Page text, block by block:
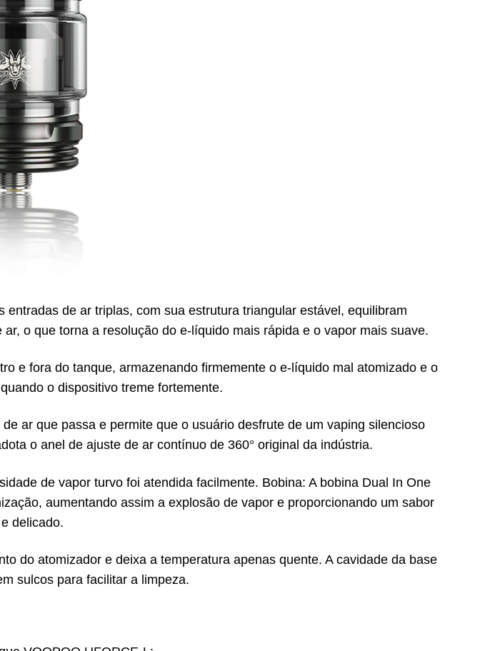
de ar triplas, com sua estrutura triangular estável, equilibram
o que torna a resolução do e-líquido mais rápida e o vapor mais suave.
e fora do tanque, armazenando firmemente o e-líquido mal atomizado e o
o dispositivo treme fortemente.
ar que passa e permite que o usuário desfrute de um vaping silencioso
o anel de ajuste de ar contínuo de 360° original da indústria.
de vapor turvo foi atendida facilmente. Bobina: A bobina Dual In One
aumentando assim a explosão de vapor e proporcionando um sabor
delicado.
do atomizador e deixa a temperatura apenas quente. A cavidade da base
sulcos para facilitar a limpeza.